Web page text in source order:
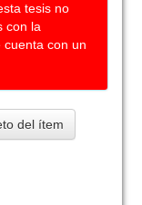
tesis no
con la
con un
del ítem